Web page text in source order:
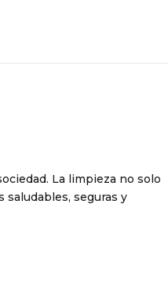
La limpieza no solo
seguras y